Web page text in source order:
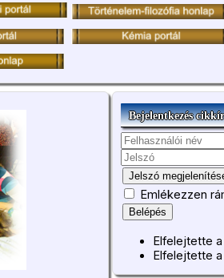
Bejelentkezés
Jelszó
Emlékezzen
Belépés
Elfelejtette
Elfelejtette